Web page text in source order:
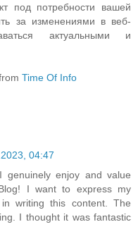
под потребности вашей
за изменениями в веб-
актуальными и
Time Of Info
04:47
genuinely enjoy and value
I want to express my
writing this content. The
I thought it was fantastic